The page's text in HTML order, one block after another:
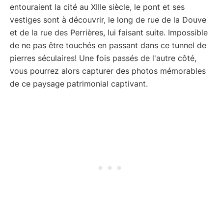
entouraient la cité au XIIIe siècle, le pont et ses
vestiges sont à découvrir, le long de rue de la Douve
et de la rue des Perrières, lui faisant suite. Impossible
de ne pas être touchés en passant dans ce tunnel de
pierres séculaires! Une fois passés de l'autre côté,
vous pourrez alors capturer des photos mémorables
de ce paysage patrimonial captivant.